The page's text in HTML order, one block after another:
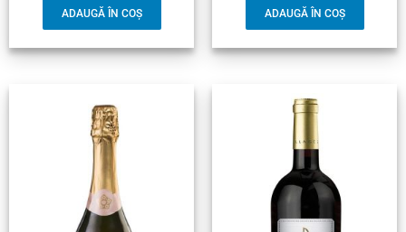
ADAUGĂ ÎN COȘ ADAUGĂ ÎN COȘ